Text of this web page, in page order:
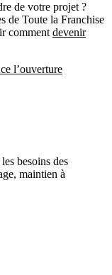
de votre projet ?
de Toute la Franchise
commentdevenir
l’ouverture
besoins des
maintien à